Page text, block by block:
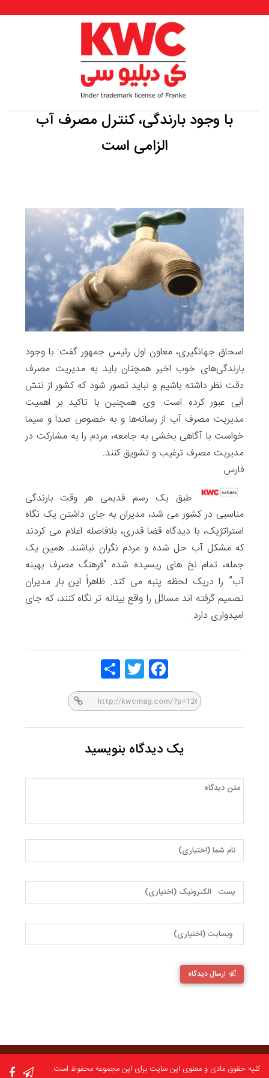
با وجود بارندگی، کنترل مصرف آب
الزامی است
اسحاق جهانگیری، معاون اول رئیس جمهور گفت: با وجود
بارندگی‌های خوب اخیر همچنان باید به مدیریت مصرف
دقت نظر داشته باشیم و نباید تصور شود که کشور از تنش
آبی عبور کرده است. وی همچنین با تاکید بر اهمیت
مدیریت مصرف آب از رسانه‌ها و به خصوص صدا و سیما
خواست با آگاهی بخشی به جامعه، مردم را به مشارکت در
مدیریت مصرف ترغیب و تشویق کنند.
فارس
طبق یک رسم قدیمی هر وقت بارندگی
مناسبی در کشور می شد، مدیران به جای داشتن یک نگاه
استراتژیک، با دیدگاه قضا قدری، بلافاصله اعلام می کردند
که مشکل آب حل شده و مردم نگران نباشند. همین یک
جمله، تمام نخ های ریسیده شده “فرهنگ مصرف بهینه
آب” را دریک لحظه پنبه می کند. ظاهراً این بار مدیران
تصمیم گرفته اند مسائل را واقع بینانه تر نگاه کنند، که جای
امیدواری دارد.
Face
book
Twitt
er
یک دیدگاه بنویسید
ارسال دیدگاه
کلیه حقوق مادی و معنوی این سایت برای این مجموعه محفوظ است.